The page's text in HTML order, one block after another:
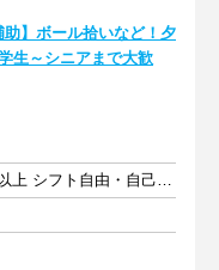
助】ボール拾いなど！夕
生～シニアまで大歓
週1日以上 1日1.5時間以上 シフト自由・自己申告